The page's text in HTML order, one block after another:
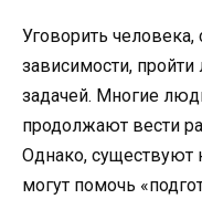
Уговорить
зависимости,
задачей. Многие
продолжают вести
Однако, существуют
могут помочь